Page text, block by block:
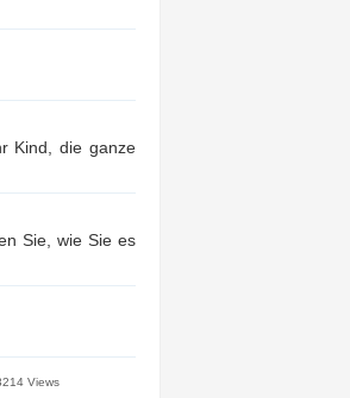
Kind, die ganze
Sie, wie Sie es
Views